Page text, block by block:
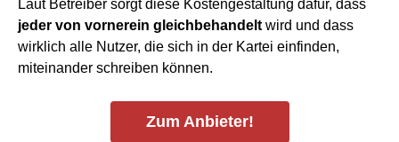
Laut Betreiber sorgt diese Kostengestaltung dafür, dass
jeder von vornerein gleichbehandelt wird und dass
wirklich alle Nutzer, die sich in der Kartei einfinden,
miteinander schreiben können.
Zum Anbieter!